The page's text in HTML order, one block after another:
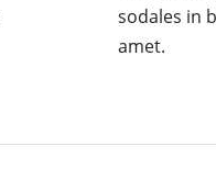
sodales in
amet.